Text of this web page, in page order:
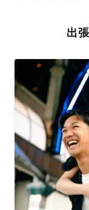
リジナルの研修と
ィを身につけたプ
ます。創業10年の
丁寧なレタッチで
撮影後は、独自の
整。自然な雰囲気
に。きっと「こん
出会えます。まず
出